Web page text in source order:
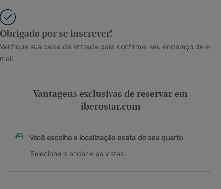
Obrigado por se inscrever!
Verifique sua caixa de entrada para confirmar seu endereço de e-
mail.
Vantagens exclusivas de reservar em
iberostar.com
Você escolhe a localização exata do seu quarto
Selecione o andar e as vistas